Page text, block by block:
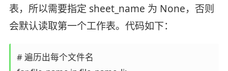
表，所以需要指定 sheet_name 为 None，否则
会默认读取第一个工作表。代码如下：
# 遍历出每个文件名